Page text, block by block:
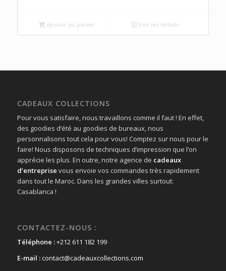
était :
د.م.200.00.
د.م.190.00.
Ajouter au panier Voir les détails
CADEAUX COLLECTIONS
Pour vous satisfaire, nous travaillons comme il faut ! En effet,
des goodies d’été au goodies de bureaux, nous
personnalisons tout cela pour vous! Comptez sur nous pour le
faire! Nous disposons de techniques d’impression que l’on
apprécie les plus. En outre, notre agence de cadeaux
d’entreprise vous envoie vos commandes très rapidement
dans tout le Maroc. Dans les grandes villes surtout:
Casablanca !
CONTACTEZ-NOUS :
Téléphone :+212 611 182 199
E-mail :contact@cadeauxcollections.com